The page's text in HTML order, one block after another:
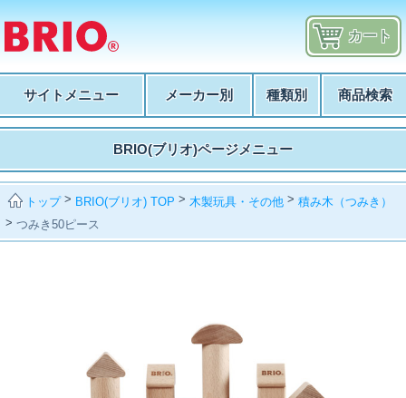
カート
サイトメニュー メーカー別 種類別 商品検索
BRIO(ブリオ)ページメニュー
トップ> BRIO(ブリオ) TOP > 木製玩具・その他 >積み木（つみき）
>つみき50ピース